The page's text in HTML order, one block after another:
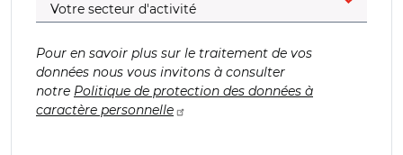
Pour en savoir plus sur le traitement de vos
données nous vous invitons à consulter
notre Politique de protection des données à
caractère personnelle